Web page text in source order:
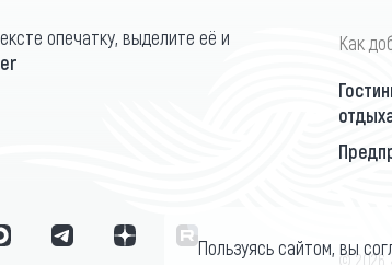
опечатку, выделите её и
Как
© 2026
Пользуясь сайтом, вы